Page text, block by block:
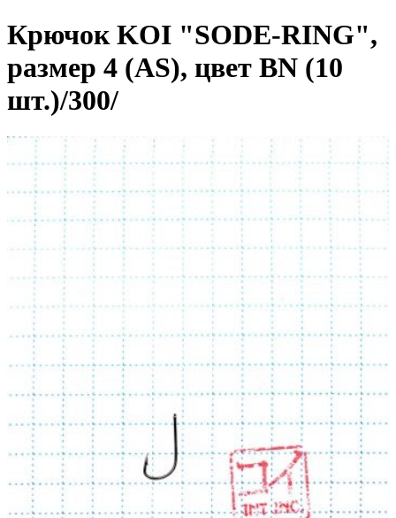
Крючок KOI "SODE-RING",
размер 4 (AS), цвет BN (10
шт.)/300/